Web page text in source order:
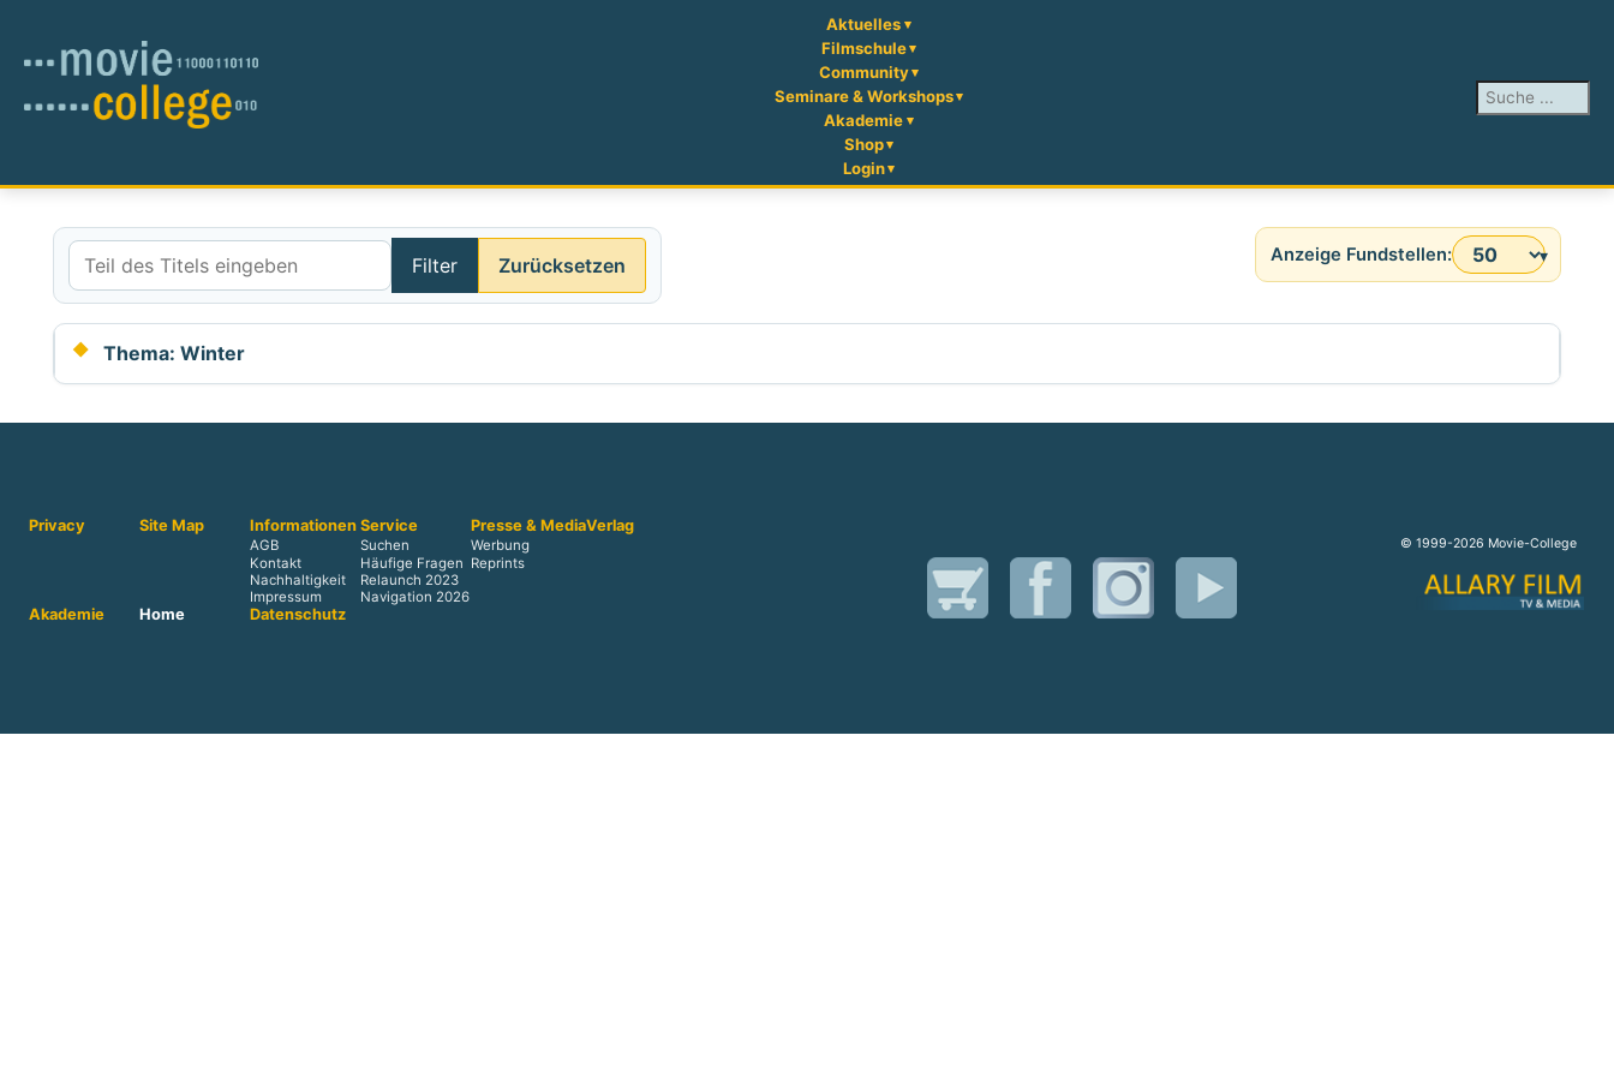
Aktuelles
Filmschule
Community
Seminare & Workshops
Akademie
Shop
Login
Suchen ...
Teil des Titels eingeben
Filter Zurücksetzen Anzeige #
Thema: Winter
Privacy Site Map Informationen
AGB
Kontakt
Nachhaltigkeit
Impressum
Service
Suchen
Häufige Fragen
Relaunch 2023
Navigation 2026
Presse & Media
Werbung
Reprints
Verlag
Akademie Home Datenschutz
© 1999-2026 Movie-College